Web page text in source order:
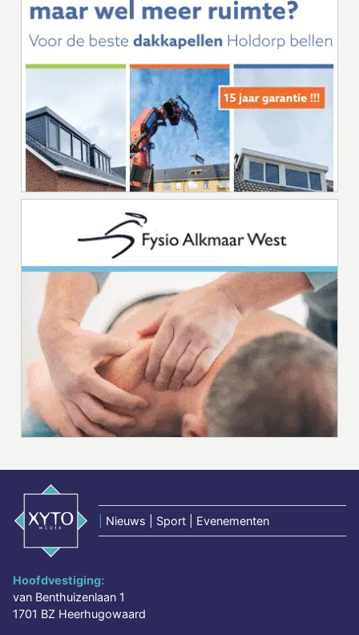
Nieuws | Sport | Evenementen
Hoofdvestiging:
van Benthuizenlaan 1
1701 BZ Heerhugowaard